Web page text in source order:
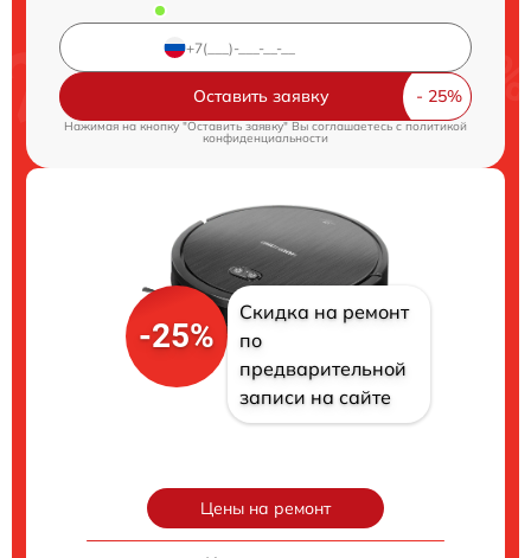
Оставить заявку
Нажимая на кнопку "Оставить заявку" Вы соглашаетесь c политикой
конфиденциальности
-25%
Скидка на ремонт
по
предварительной
записи на сайте
Цены на ремонт